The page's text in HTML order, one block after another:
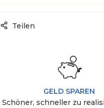
Teilen
GELD SPAREN
Schöner, schneller zu